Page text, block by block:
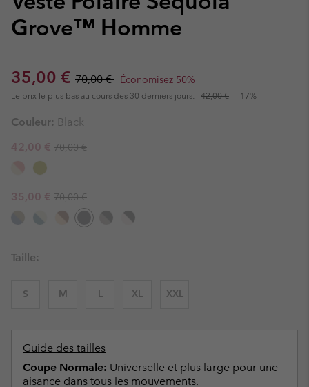
Grove™ Homme
Sale price:
35,00 € Regular price:
70,00 € Économisez 50%
Le prix le plus bas au cours des 30 derniers jours: 42,00 € -17%
Couleur: Black
Sale price:
42,00 € Regular price:
70,00 €
Sale price:
35,00 € Regular price:
70,00 €
Taille:
S M L XL XXL
Guide des tailles
Coupe Normale: Universelle et plus large pour une
aisance dans tous les mouvements.